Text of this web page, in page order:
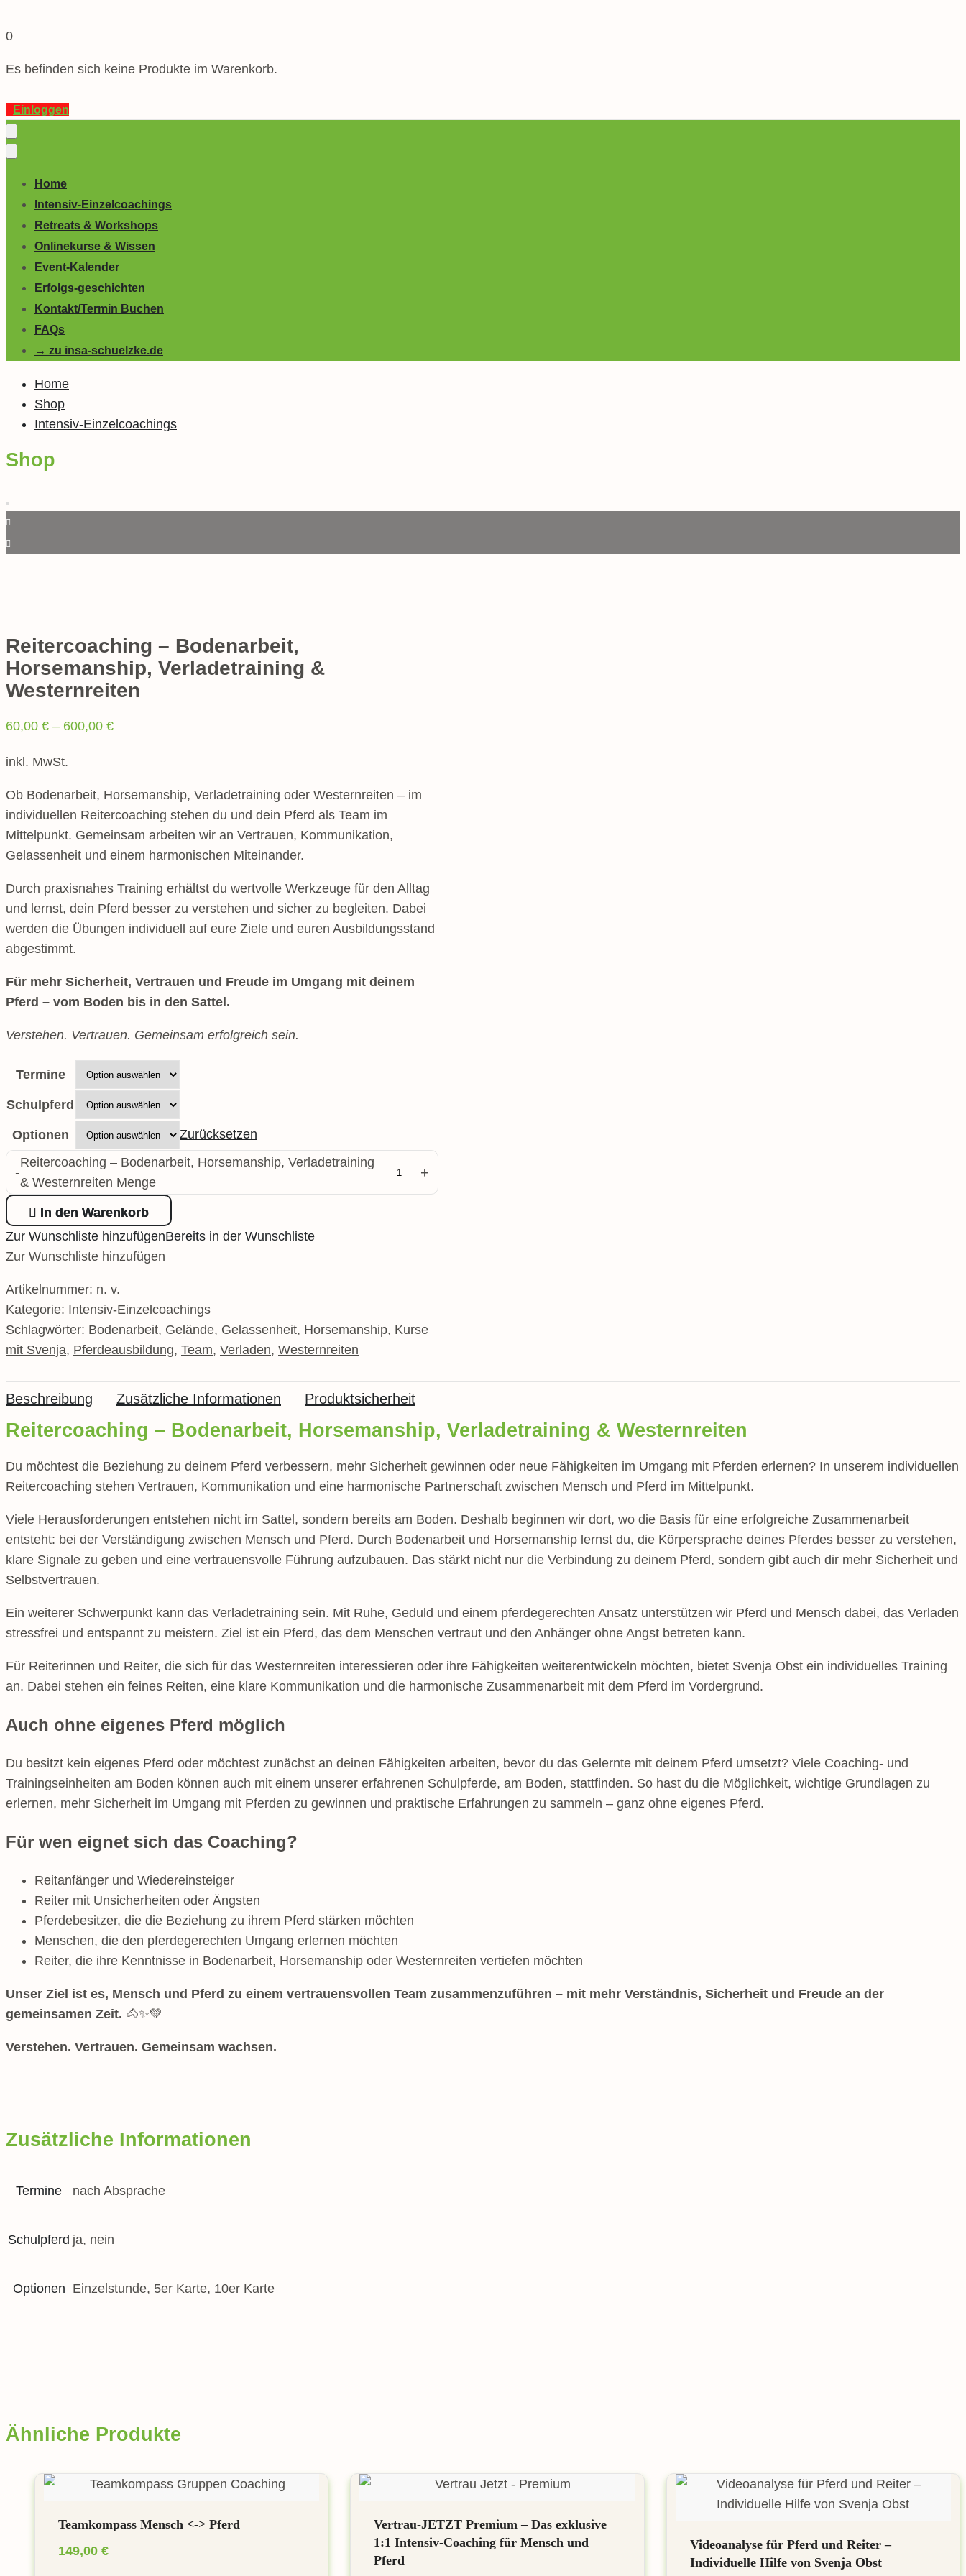
0
Es befinden sich keine Produkte im Warenkorb.
Einloggen
Home
Intensiv-Einzelcoachings
Retreats & Workshops
Onlinekurse & Wissen
Event-Kalender
Erfolgs-geschichten
Kontakt/Termin Buchen
FAQs
→ zu insa-schuelzke.de
Home
Shop
Intensiv-Einzelcoachings
Shop
Reitercoaching – Bodenarbeit,
Horsemanship, Verladetraining &
Westernreiten
60,00 € – 600,00 €
inkl. MwSt.
Ob Bodenarbeit, Horsemanship, Verladetraining oder Westernreiten – im
individuellen Reitercoaching stehen du und dein Pferd als Team im
Mittelpunkt. Gemeinsam arbeiten wir an Vertrauen, Kommunikation,
Gelassenheit und einem harmonischen Miteinander.
Durch praxisnahes Training erhältst du wertvolle Werkzeuge für den Alltag
und lernst, dein Pferd besser zu verstehen und sicher zu begleiten. Dabei
werden die Übungen individuell auf eure Ziele und euren Ausbildungsstand
abgestimmt.
Für mehr Sicherheit, Vertrauen und Freude im Umgang mit deinem
Pferd – vom Boden bis in den Sattel.
Verstehen. Vertrauen. Gemeinsam erfolgreich sein.
Termine
Schulpferd
Optionen Zurücksetzen
-
Reitercoaching – Bodenarbeit, Horsemanship, Verladetraining
& Westernreiten Menge
+
In den Warenkorb
Zur Wunschliste hinzufügenBereits in der Wunschliste
Zur Wunschliste hinzufügen
Artikelnummer: n. v.
Kategorie: Intensiv-Einzelcoachings
Schlagwörter: Bodenarbeit, Gelände, Gelassenheit, Horsemanship, Kurse
mit Svenja, Pferdeausbildung, Team, Verladen, Westernreiten
Beschreibung Zusätzliche Informationen Produktsicherheit
Reitercoaching – Bodenarbeit, Horsemanship, Verladetraining & Westernreiten
Du möchtest die Beziehung zu deinem Pferd verbessern, mehr Sicherheit gewinnen oder neue Fähigkeiten im Umgang mit Pferden erlernen? In unserem individuellen
Reitercoaching stehen Vertrauen, Kommunikation und eine harmonische Partnerschaft zwischen Mensch und Pferd im Mittelpunkt.
Viele Herausforderungen entstehen nicht im Sattel, sondern bereits am Boden. Deshalb beginnen wir dort, wo die Basis für eine erfolgreiche Zusammenarbeit
entsteht: bei der Verständigung zwischen Mensch und Pferd. Durch Bodenarbeit und Horsemanship lernst du, die Körpersprache deines Pferdes besser zu verstehen,
klare Signale zu geben und eine vertrauensvolle Führung aufzubauen. Das stärkt nicht nur die Verbindung zu deinem Pferd, sondern gibt auch dir mehr Sicherheit und
Selbstvertrauen.
Ein weiterer Schwerpunkt kann das Verladetraining sein. Mit Ruhe, Geduld und einem pferdegerechten Ansatz unterstützen wir Pferd und Mensch dabei, das Verladen
stressfrei und entspannt zu meistern. Ziel ist ein Pferd, das dem Menschen vertraut und den Anhänger ohne Angst betreten kann.
Für Reiterinnen und Reiter, die sich für das Westernreiten interessieren oder ihre Fähigkeiten weiterentwickeln möchten, bietet Svenja Obst ein individuelles Training
an. Dabei stehen ein feines Reiten, eine klare Kommunikation und die harmonische Zusammenarbeit mit dem Pferd im Vordergrund.
Auch ohne eigenes Pferd möglich
Du besitzt kein eigenes Pferd oder möchtest zunächst an deinen Fähigkeiten arbeiten, bevor du das Gelernte mit deinem Pferd umsetzt? Viele Coaching- und
Trainingseinheiten am Boden können auch mit einem unserer erfahrenen Schulpferde, am Boden, stattfinden. So hast du die Möglichkeit, wichtige Grundlagen zu
erlernen, mehr Sicherheit im Umgang mit Pferden zu gewinnen und praktische Erfahrungen zu sammeln – ganz ohne eigenes Pferd.
Für wen eignet sich das Coaching?
Reitanfänger und Wiedereinsteiger
Reiter mit Unsicherheiten oder Ängsten
Pferdebesitzer, die die Beziehung zu ihrem Pferd stärken möchten
Menschen, die den pferdegerechten Umgang erlernen möchten
Reiter, die ihre Kenntnisse in Bodenarbeit, Horsemanship oder Westernreiten vertiefen möchten
Unser Ziel ist es, Mensch und Pferd zu einem vertrauensvollen Team zusammenzuführen – mit mehr Verständnis, Sicherheit und Freude an der
gemeinsamen Zeit. 🐴✨💚
Verstehen. Vertrauen. Gemeinsam wachsen.
Zusätzliche Informationen
Termine nach Absprache
Schulpferd ja, nein
Optionen Einzelstunde, 5er Karte, 10er Karte
Ähnliche Produkte
Teamkompass Mensch <-> Pferd
149,00 €
Vertrau-JETZT Premium – Das exklusive
1:1 Intensiv-Coaching für Mensch und
Pferd
Videoanalyse für Pferd und Reiter –
Individuelle Hilfe von Svenja Obst